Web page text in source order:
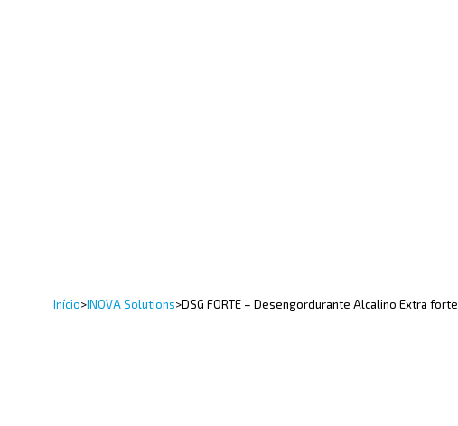
Início>INOVA Solutions>DSG FORTE – Desengordurante Alcalino Extra forte